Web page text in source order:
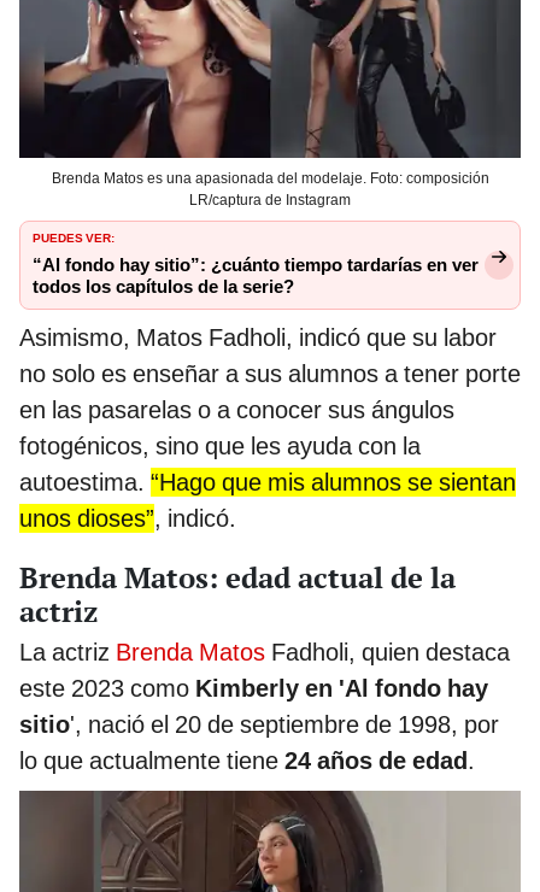
Brenda Matos es una apasionada del modelaje. Foto: composición
LR/captura de Instagram
PUEDES VER:
“Al fondo hay sitio”: ¿cuánto tiempo tardarías en ver
todos los capítulos de la serie?
Asimismo, Matos Fadholi, indicó que su labor
no solo es enseñar a sus alumnos a tener porte
en las pasarelas o a conocer sus ángulos
fotogénicos, sino que les ayuda con la
autoestima. “Hago que mis alumnos se sientan
unos dioses”, indicó.
Brenda Matos: edad actual de la
actriz
La actriz Brenda Matos Fadholi, quien destaca
este 2023 como Kimberly en 'Al fondo hay
sitio', nació el 20 de septiembre de 1998, por
lo que actualmente tiene 24 años de edad.